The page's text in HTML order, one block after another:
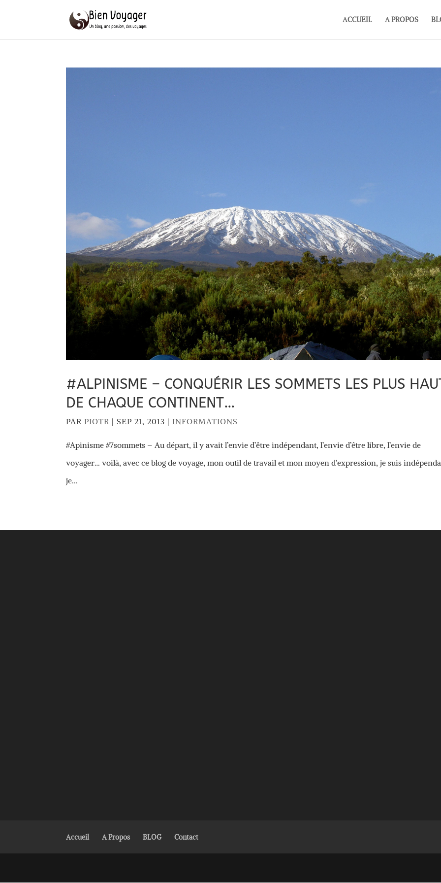
ACCUEIL A PROPOS
#ALPINISME – CONQUÉRIR LES SOMMETS LES PLUS
DE CHAQUE CONTINENT…
PARPIOTR |SEP 21, 2013 |INFORMATIONS
#Apinisme #7sommets – Au départ, il y avait l’envie d’être indépendant, l’envie d’être libre, l’envie de
voyager… voilà, avec ce blog de voyage, mon outil de travail et mon moyen d’expression, je suis
je...
Accueil A Propos BLOG Contact